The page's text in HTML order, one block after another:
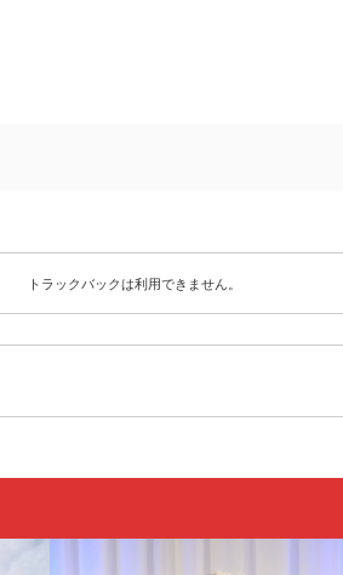
トラックバックは利用できません。